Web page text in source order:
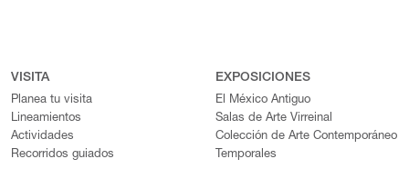
VISITA
Planea tu visita
Lineamientos
Actividades
Recorridos guiados
EXPOSICIONES
El México Antiguo
Salas de Arte Virreinal
Colección de Arte Contemporáneo
Temporales